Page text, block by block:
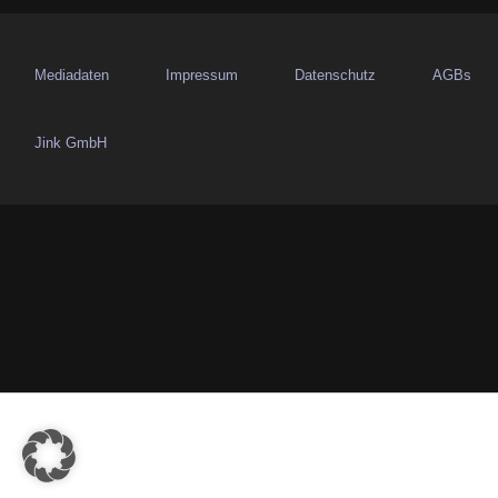
v
g
n
Mediadaten Impressum Datenschutz AGBs
Jink GmbH